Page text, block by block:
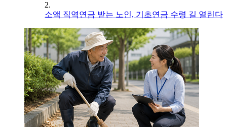
2.
소액 직역연금 받는 노인, 기초연금 수령 길 열린다